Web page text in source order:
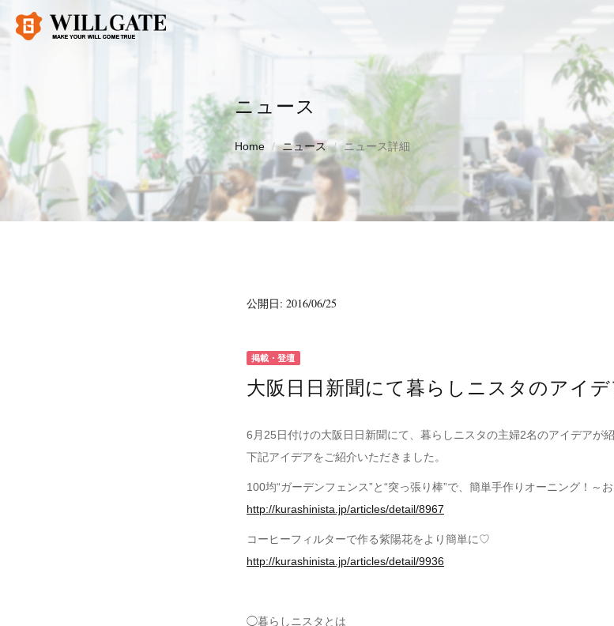
ニュース
Home ニュース ニュース詳細
公開日: 2016/06/25
掲載・登壇
大阪日日新聞にて暮らしニスタのアイ
6月25日付けの大阪日日新聞にて、暮らしニスタの主婦2名のアイデアが紹
下記アイデアをご紹介いただきました。
100均“ガーデンフェンス”と“突っ張り棒”で、簡単手作りオーニング！
http://kurashinista.jp/articles/detail/8967
コーヒーフィルターで作る紫陽花をより簡単に♡
http://kurashinista.jp/articles/detail/9936
◯暮らしニスタとは